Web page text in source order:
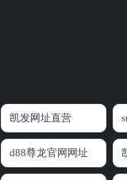
凯发网址直营
d88尊龙官网网址